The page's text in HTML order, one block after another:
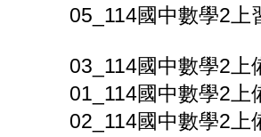
05_114國中數學2上
03_114國中數學2上
01_114國中數學2上
02_114國中數學2上